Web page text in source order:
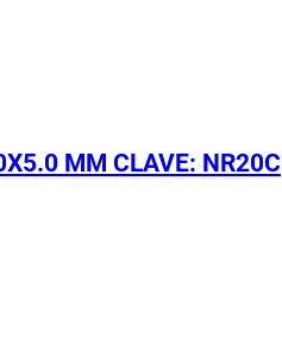
MM CLAVE: NR20C